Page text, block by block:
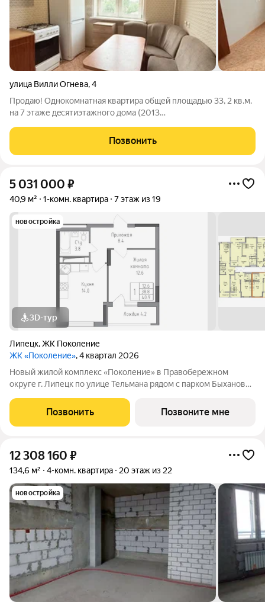
улица Вилли Огнева,4
Прoдaю! Однокомнатная квapтира общей площадью 33, 2 кв.м.
на 7 этаже дeсятиэтaжногo домa (2013
косметический ремонт. Застекленная лоджия. Бонусом к этой
квартире идет большая кладовка. Во дворе есть
Позвонить
5 031 000 ₽
40,9 м² 1-комн. квартира 7 этаж из 19
новостройка
3D-тур
Липецк,ЖК Поколение
ЖК «Поколение», 4 квартал 2026
Новый жилой комплекс «Поколение» в Правобережном
округе г. Липецк по улице Тельмана рядом с парком Быханов
квартиры, семейные просторные 4
Позвонить Позвоните мне
12 308 160 ₽
134,6 м² 4-комн. квартира 20 этаж из 22
новостройка